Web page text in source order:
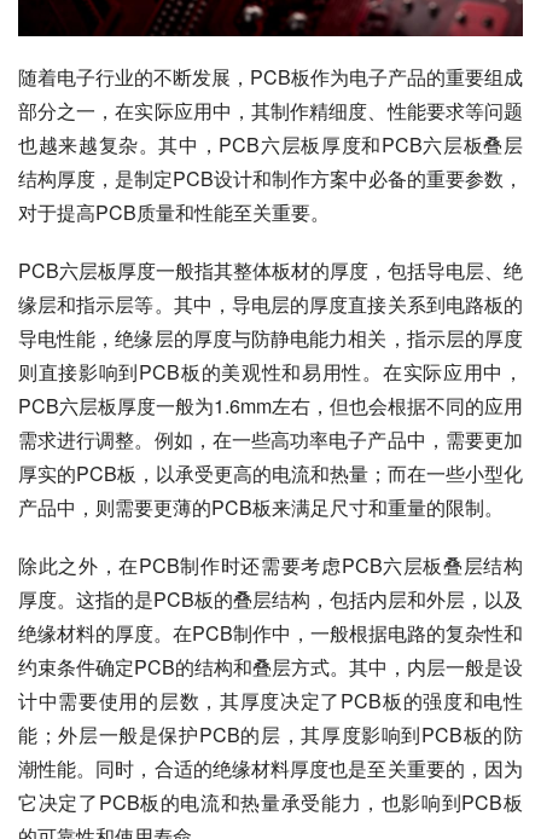
随着电子行业的不断发展，PCB板作为电子产品的重要组成
部分之一，在实际应用中，其制作精细度、性能要求等问题
也越来越复杂。其中，PCB六层板厚度和PCB六层板叠层
结构厚度，是制定PCB设计和制作方案中必备的重要参数，
对于提高PCB质量和性能至关重要。
PCB六层板厚度一般指其整体板材的厚度，包括导电层、绝
缘层和指示层等。其中，导电层的厚度直接关系到电路板的
导电性能，绝缘层的厚度与防静电能力相关，指示层的厚度
则直接影响到PCB板的美观性和易用性。在实际应用中，
PCB六层板厚度一般为1.6mm左右，但也会根据不同的应用
需求进行调整。例如，在一些高功率电子产品中，需要更加
厚实的PCB板，以承受更高的电流和热量；而在一些小型化
产品中，则需要更薄的PCB板来满足尺寸和重量的限制。
除此之外，在PCB制作时还需要考虑PCB六层板叠层结构
厚度。这指的是PCB板的叠层结构，包括内层和外层，以及
绝缘材料的厚度。在PCB制作中，一般根据电路的复杂性和
约束条件确定PCB的结构和叠层方式。其中，内层一般是设
计中需要使用的层数，其厚度决定了PCB板的强度和电性
能；外层一般是保护PCB的层，其厚度影响到PCB板的防
潮性能。同时，合适的绝缘材料厚度也是至关重要的，因为
它决定了PCB板的电流和热量承受能力，也影响到PCB板